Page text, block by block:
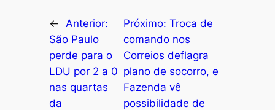
←
Anterior:
São Paulo
perde para o
LDU por 2 a 0
nas quartas
da
Próximo: Troca de
comando nos
Correios deflagra
plano de socorro, e
Fazenda vê
possibilidade de